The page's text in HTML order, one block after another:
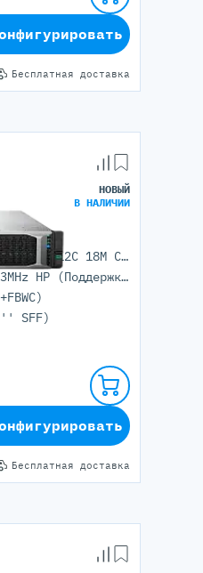
Бесплатная доставка
НОВЫЙ
В НАЛИЧИИ
1x Intel Xeon Silver 4310 (12C 18M Cache 2.1 GHz)
16GB DDR4 RDIMM 2933MHz HP (Поддержка до 8192 гб. максимально, 32 DIMM портов)
SFF)
Бесплатная доставка